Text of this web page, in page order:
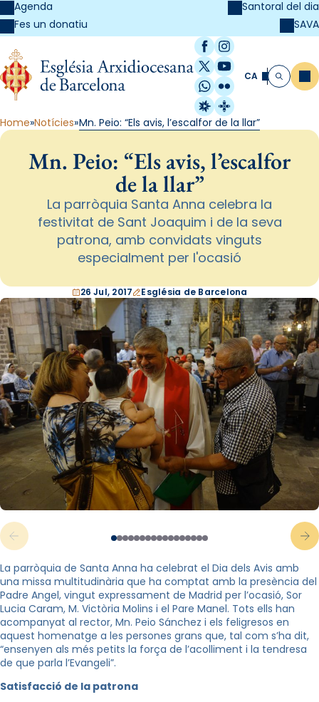
Agenda
Fes un donatiu
Santoral del dia
SAVA
Facebook
Instagram
X / Twitter
YouTube
WhatsApp
Flickr
Radio Estel
Catalunya
CA Cerca
Home Notícies Mn. Peio: “Els avis, l’escalfor de la llar”
Mn. Peio: “Els avis, l’escalfor
de la llar”
La parròquia Santa Anna celebra la
festivitat de Sant Joaquim i de la seva
patrona, amb convidats vinguts
especialment per l'ocasió
26 Jul, 2017 Església de Barcelona
La parròquia de Santa Anna ha celebrat el Dia dels Avis amb
una missa multitudinària que ha comptat amb la presència del
Padre Angel, vingut expressament de Madrid per l’ocasió, Sor
Lucia Caram, M. Victòria Molins i el Pare Manel. Tots ells han
acompanyat al rector, Mn. Peio Sánchez i els feligresos en
aquest homenatge a les persones grans que, tal com s’ha dit,
“ensenyen als més petits la força de l’acolliment i la tendresa
de que parla l’Evangeli”.
Satisfacció de la patrona